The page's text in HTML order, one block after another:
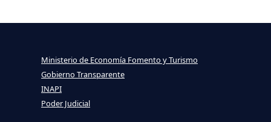
Ministerio de Economía Fomento y Turismo
Gobierno Transparente
INAPI
Poder Judicial